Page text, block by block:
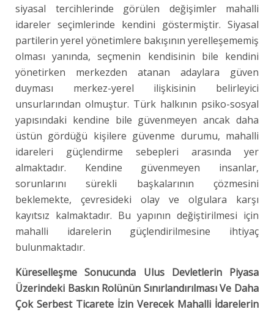
siyasal tercihlerinde görülen değişimler mahalli
idareler seçimlerinde kendini göstermiştir. Siyasal
partilerin yerel yönetimlere bakışının yerelleşememiş
olması yanında, seçmenin kendisinin bile kendini
yönetirken merkezden atanan adaylara güven
duyması merkez-yerel ilişkisinin belirleyici
unsurlarından olmuştur. Türk halkının psiko-sosyal
yapısındaki kendine bile güvenmeyen ancak daha
üstün gördüğü kişilere güvenme durumu, mahalli
idareleri güçlendirme sebepleri arasında yer
almaktadır. Kendine güvenmeyen insanlar,
sorunlarını sürekli başkalarının çözmesini
beklemekte, çevresideki olay ve olgulara karşı
kayıtsız kalmaktadır. Bu yapının değiştirilmesi için
mahalli idarelerin güçlendirilmesine ihtiyaç
bulunmaktadır.
Küreselleşme Sonucunda Ulus Devletlerin Piyasa
Üzerindeki Baskın Rolünün Sınırlandırılması Ve Daha
Çok Serbest Ticarete İzin Verecek Mahalli İdarelerin